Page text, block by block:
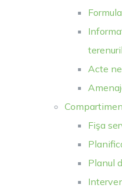
Acte
Fişa
Planul